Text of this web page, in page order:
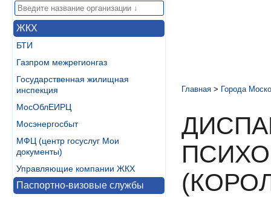
ЖКХ
БТИ
Газпром межрегионгаз
Государственная жилищная
инспекция
МосОблЕИРЦ
Мосэнергосбыт
МФЦ (центр госуслуг Мои
документы)
Управляющие компании ЖКХ
Паспортно-визовые службы
Главная > Города